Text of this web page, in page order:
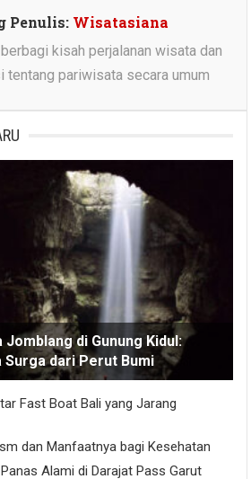
Penulis: Wisatasiana
kisah perjalanan wisata dan
tentang pariwisata secara umum
Jomblang di Gunung Kidul:
Surga dari Perut Bumi
Fast Boat Bali yang Jarang
dan Manfaatnya bagi Kesehatan
Alami di Darajat Pass Garut